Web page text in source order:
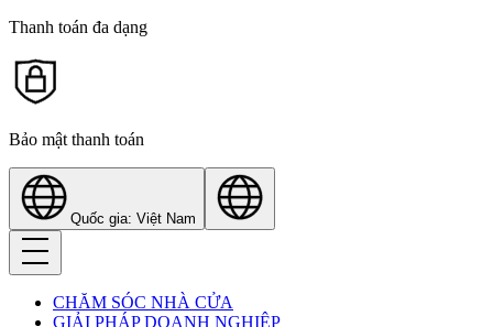
Thanh toán đa dạng
Bảo mật thanh toán
Quốc gia: Việt Nam
CHĂM SÓC NHÀ CỬA
GIẢI PHÁP DOANH NGHIỆP